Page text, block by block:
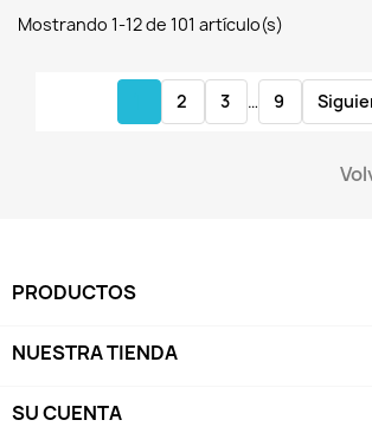
Mostrando 1-12 de 101 artículo(s)
2 3 … 9
PRODUCTOS
NUESTRA TIENDA
SU CUENTA